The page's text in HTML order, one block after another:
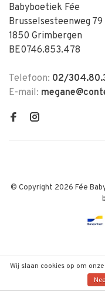
Babyboetiek Fée
Brusselsesteenweg 79
1850 Grimbergen
BE0746.853.478
Telefoon: 02/
E-mail:
© Copyright 2026 Fée
Wij slaan cookies op om
Nee